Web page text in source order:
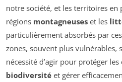
notre société, et les territoires
régions montagneuses et les
particulièrement absorbés par
zones, souvent plus vulnérables,
nécessité d’agir pour protéger les
biodiversité et gérer